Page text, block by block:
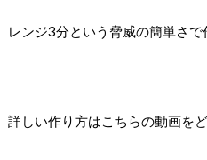
レンジ3分という脅威の簡単さで
詳しい作り方はこちらの動画をど